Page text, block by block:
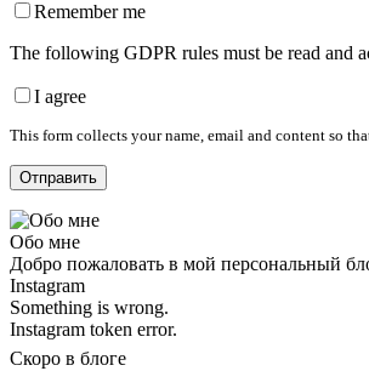
Remember me
The following GDPR rules must be read and
I agree
This form collects your name, email and content so
Обо мне
Добро пожаловать в мой персональный
Instagram
Something is wrong.
Instagram token error.
Скоро в блоге